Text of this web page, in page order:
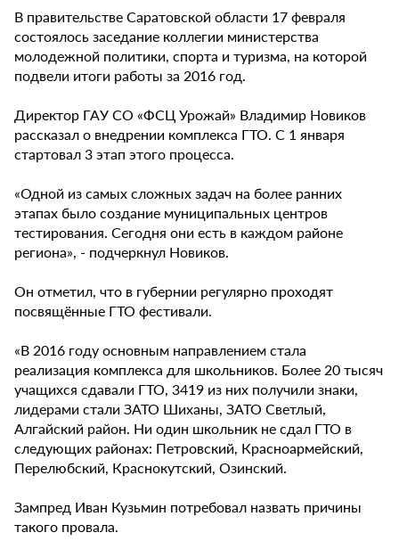
В правительстве Саратовской области 17 февраля
состоялось заседание коллегии министерства
молодежной политики, спорта и туризма, на которой
подвели итоги работы за 2016 год.
Директор ГАУ СО «ФСЦ Урожай» Владимир Новиков
рассказал о внедрении комплекса ГТО. С 1 января
стартовал 3 этап этого процесса.
«Одной из самых сложных задач на более ранних
этапах было создание муниципальных центров
тестирования. Сегодня они есть в каждом районе
региона», - подчеркнул Новиков.
Он отметил, что в губернии регулярно проходят
посвящённые ГТО фестивали.
«В 2016 году основным направлением стала
реализация комплекса для школьников. Более 20 тысяч
учащихся сдавали ГТО, 3419 из них получили знаки,
лидерами стали ЗАТО Шиханы, ЗАТО Светлый,
Алгайский район. Ни один школьник не сдал ГТО в
следующих районах: Петровский, Красноармейский,
Перелюбский, Краснокутский, Озинский.
Зампред Иван Кузьмин потребовал назвать причины
такого провала.